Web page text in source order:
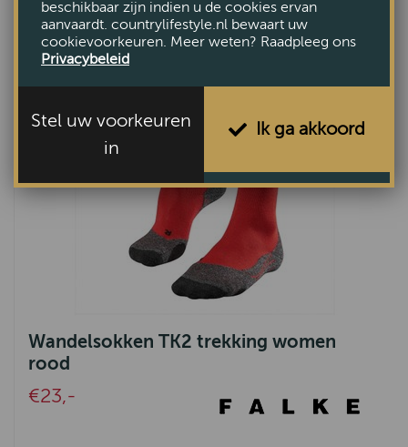
Wandelsokken TK2 trekking women
rood
€23,-
beschikbaar zijn indien u de cookies ervan
aanvaardt. countrylifestyle.nl bewaart uw
cookievoorkeuren. Meer weten? Raadpleeg ons
Privacybeleid
Stel uw voorkeuren
in
Ik ga akkoord